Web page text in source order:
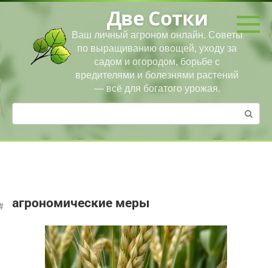
Перейти
Две Сотки
Ваш личный агроном онлайн. Советы
по выращиванию овощей, уходу за
садом и огородом, борьбе с
вредителями и болезнями растений
— всё для богатого урожая.
Поиск:
агрономические меры